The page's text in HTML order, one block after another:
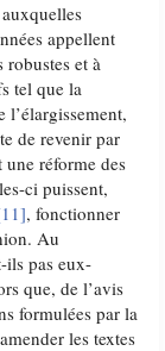
appellent
robustes et à
tel que la
l’élargissement,
de revenir par
une réforme des
ci puissent,
, fonctionner
Au
ils pas eux-
que, de l’avis
formulées par la
les textes